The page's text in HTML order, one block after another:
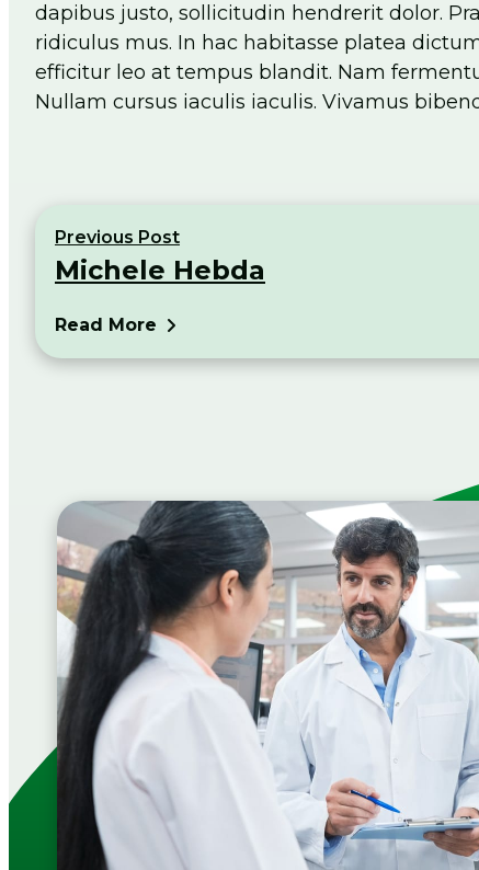
dapibus justo, sollicitudin hendrerit dolor.
ridiculus mus. In hac habitasse platea
efficitur leo at tempus blandit. Nam
Nullam cursus iaculis iaculis. Vivamus
Previous Post
Michele Hebda
Read More